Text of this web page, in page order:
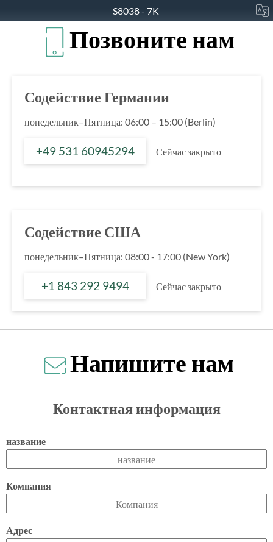
S8038 - 7K
Позвоните нам
Содействие Германии
понедельник–Пятница: 06:00 – 15:00 (Berlin)
+49 531 60945294 Сейчас закрыто
Содействие США
понедельник–Пятница: 08:00 - 17:00 (New York)
+1 843 292 9494 Сейчас закрыто
Напишите нам
Контактная информация
название
Компания
Адрес